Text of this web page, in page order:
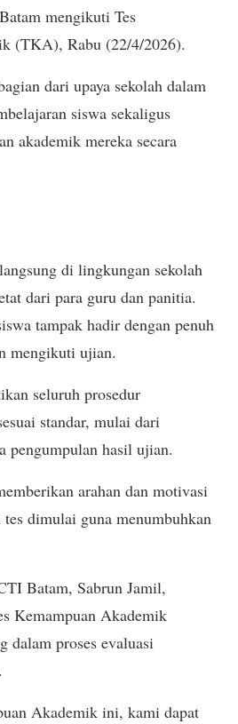
mengikuti Tes
(TKA), Rabu (22/4/2026).
dari upaya sekolah dalam
siswa sekaligus
akademik mereka secara
di lingkungan sekolah
dari para guru dan panitia.
tampak hadir dengan penuh
mengikuti ujian.
seluruh prosedur
standar, mulai dari
pengumpulan hasil ujian.
arahan dan motivasi
tes dimulai guna menumbuhkan
Batam, Sabrun Jamil,
Kemampuan Akademik
dalam proses evaluasi
Akademik ini, kami dapat